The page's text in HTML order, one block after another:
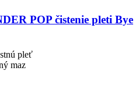
POP čistenie pleti Bye
pleť
maz